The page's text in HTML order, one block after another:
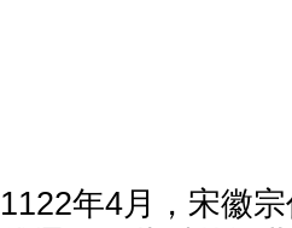
1122年4月，宋徽